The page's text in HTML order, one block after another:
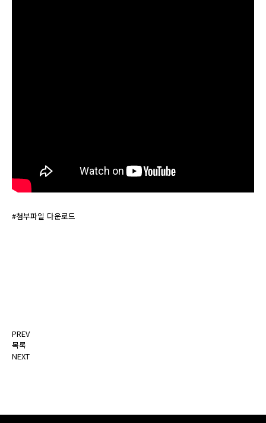
#첨부파일 다운로드
PREV
목록
NEXT